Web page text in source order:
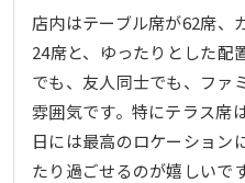
店内はテーブル席が62席、
24席と、ゆったりとした配
でも、友人同士でも、ファ
雰囲気です。特にテラス席
日には最高のロケーション
たり過ごせるのが嬉しいです